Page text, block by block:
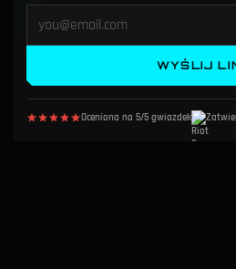
WYŚLIJ
Oceniona na 5/5 gwiazdek